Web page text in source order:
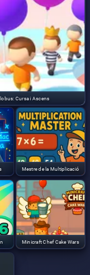
Cursa i Ascens
Mestre de la Multiplicació
Minicraft Chef Cake Wars